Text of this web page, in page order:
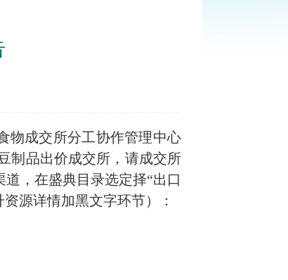
物成交所分工协作管理中心
制品出价成交所，请成交所
，在盛典目录选定择“出口
资源详情加黑文字环节）
：